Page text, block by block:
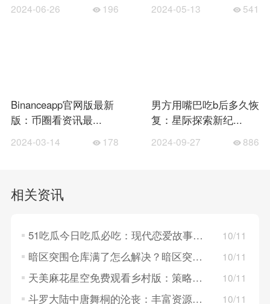
2024-06-26 196 2024-05-13 541
Binanceapp官网版最新
版：币圈看资讯最...
2024-03-14 178
男方用嘴巴吃b后多久恢
复：星际探索新纪...
2024-09-27 886
相关资讯
51吃瓜今日吃瓜必吃：现代恋爱故事，探索年轻人的情感世界！ 10/11
暗区突围仓库满了怎么解决？暗区突围仓库满了的解决方法 10/11
天美麻花星空免费观看乡村版：策略卡牌对决，构建梦幻英雄组队！ 10/11
斗罗大陆中唐舞桐的沦丧：丰富资源系统，策略养成英雄角色！ 10/11